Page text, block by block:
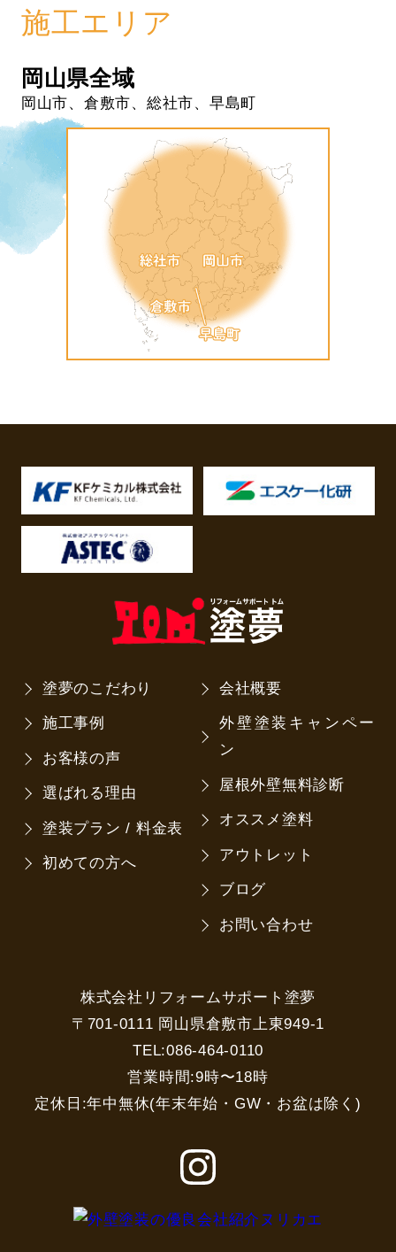
施工エリア
岡山県全域
岡山市、倉敷市、総社市、早島町
塗夢のこだわり
施工事例
お客様の声
選ばれる理由
塗装プラン / 料金表
初めての方へ
会社概要
外壁塗装キャンペー
ン
屋根外壁無料診断
オススメ塗料
アウトレット
ブログ
お問い合わせ
株式会社リフォームサポート塗夢
〒701-0111 岡山県倉敷市上東949-1
TEL:086-464-0110
営業時間:9時〜18時
定休日:年中無休(年末年始・GW・お盆は除く)